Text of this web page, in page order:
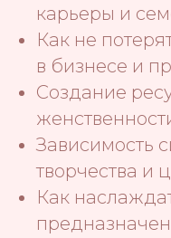
карьеры и
Как не
в бизнесе и
Создание
Зависимость
творчества и
Как